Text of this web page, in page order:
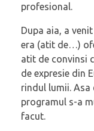
profesional.
Dupa aia, a venit
era (atit de…)
atit de convinsi
de expresie din
rindul lumii. Asa
programul s-a
facut.